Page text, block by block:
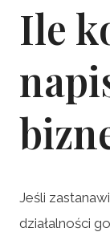
Ile
Jeśli
działalności